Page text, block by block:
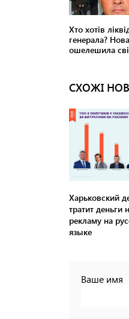
СХОЖІ
Харьковский
тратит деньги
рекламу на
языке
Ваше имя